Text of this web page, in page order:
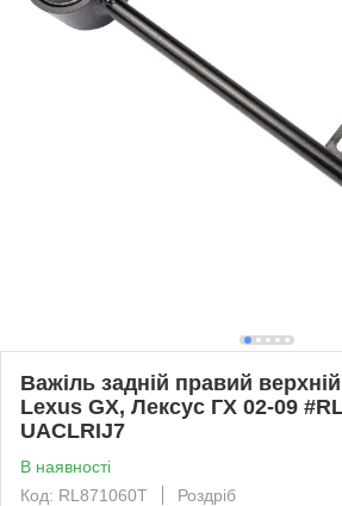
Важіль задній правий
Lexus GX, Лексус ГХ 02-09
UACLRIJ7
В наявності
Код: RL871060T
Роздріб